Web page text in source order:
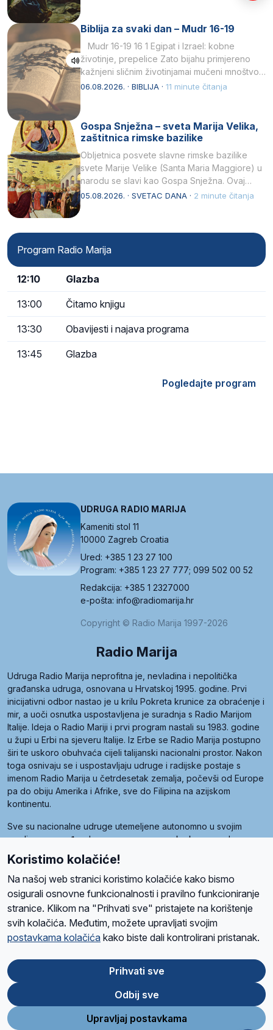
Biblija za svaki dan – Mudr 16-19
Mudr 16-19 16 1 Egipat i Izrael: kobne
životinje, prepelice Zato bijahu primjereno
kažnjeni sličnim životinjamai mučeni mnoštvom
kukaca.2 A narod…
06.08.2026. · BIBLIJA · 11 minute čitanja
Gospa Snježna – sveta Marija Velika,
zaštitnica rimske bazilike
Obljetnica posvete slavne rimske bazilike
svete Marije Velike (Santa Maria Maggiore) u
narodu se slavi kao Gospa Snježna. Ovaj
naziv, Sancta Maria…
05.08.2026. · SVETAC DANA · 2 minute čitanja
Program Radio Marija
12:10 Glazba
13:00 Čitamo knjigu
13:30 Obavijesti i najava programa
13:45 Glazba
Pogledajte program
UDRUGA RADIO MARIJA
Kameniti stol 11
10000 Zagreb Croatia
Ured: +385 1 23 27 100
Program: +385 1 23 27 777; 099 502 00 52
Redakcija: +385 1 2327000
e-pošta: info@radiomarija.hr
Copyright © Radio Marija 1997-2026
Radio Marija
Udruga Radio Marija neprofitna je, nevladina i nepolitička
građanska udruga, osnovana u Hrvatskoj 1995. godine. Prvi
inicijativni odbor nastao je u krilu Pokreta krunice za obraćenje i
mir, a uoči osnutka uspostavljena je suradnja s Radio Marijom
Italije. Ideja o Radio Mariji i prvi program nastali su 1983. godine
u župi u Erbi na sjeveru Italije. Iz Erbe se Radio Marija postupno
širi te uskoro obuhvaća cijeli talijanski nacionalni prostor. Nakon
toga osnivaju se i uspostavljaju udruge i radijske postaje s
imenom Radio Marija u četrdesetak zemalja, počevši od Europe
pa do obiju Amerika i Afrike, sve do Filipina na azijskom
kontinentu.
Sve su nacionalne udruge utemeljene autonomno u svojim
zemljama, a međusobna su povezane preko krovne udruge
pod nazivom Svjetska obitelj Radio Marije (World Family of
Radio Maria). Svjetsku obitelj utemeljilo je sedam članica, među
kojima je i hrvatska Udruga Radio Marija.
O namaRadio ProgramVolonteriPrijateljiKontaktPravila privatnosti
Ova stranica je zaštićena Google reCAPTCHA sustavom
Store
Google
Play
Koristimo kolačiće!
Na našoj web stranici koristimo kolačiće kako bismo
osigurali osnovne funkcionalnosti i pravilno funkcioniranje
stranice. Klikom na "Prihvati sve" pristajete na korištenje
svih kolačića. Međutim, možete upravljati svojim
postavkama kolačića kako biste dali kontrolirani pristanak.
Prihvati sve
Odbij sve
Upravljaj postavkama